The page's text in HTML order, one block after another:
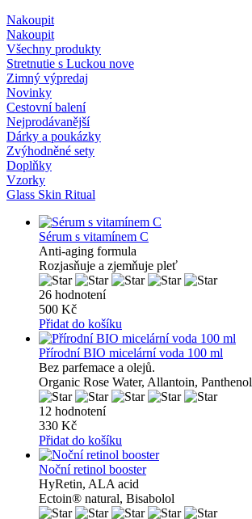
Nakoupit
Nakoupit
Všechny produkty
Stretnutie s Luckou nove
Zimný výpredaj
Novinky
Cestovní balení
Nejprodávanější
Dárky a poukázky
Zvýhodněné sety
Doplňky
Vzorky
Glass Skin Ritual
Sérum s vitamínem C
Anti-aging formula
Rozjasňuje a zjemňuje pleť
26 hodnotení
500 Kč
Přidat do košíku
Přírodní BIO micelární voda 100 ml
Bez parfemace a olejů.
Organic Rose Water, Allantoin, Panthenol
12 hodnotení
330 Kč
Přidat do košíku
Noční retinol booster
HyRetin, ALA acid
Ectoin® natural, Bisabolol